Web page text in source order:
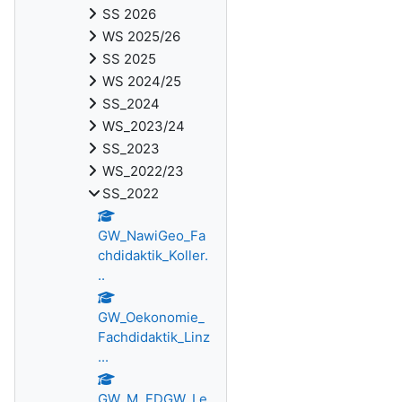
SS 2026
WS 2025/26
SS 2025
WS 2024/25
SS_2024
WS_2023/24
SS_2023
WS_2022/23
SS_2022
GW_NawiGeo_Fa
chdidaktik_Koller.
..
GW_Oekonomie_
Fachdidaktik_Linz
...